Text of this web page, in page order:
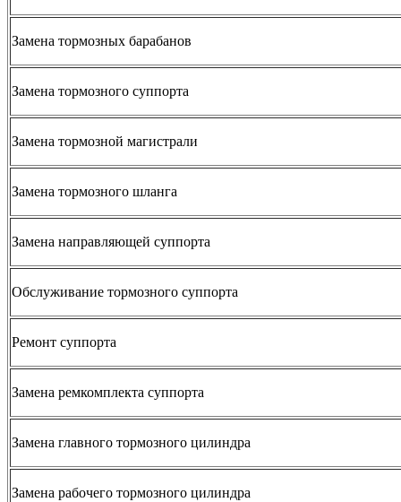
Замена тормозных барабанов
Замена тормозного суппорта
Замена тормозной магистрали
Замена тормозного шланга
Замена направляющей суппорта
Обслуживание тормозного суппорта
Ремонт суппорта
Замена ремкомплекта суппорта
Замена главного тормозного цилиндра
Замена рабочего тормозного цилиндра